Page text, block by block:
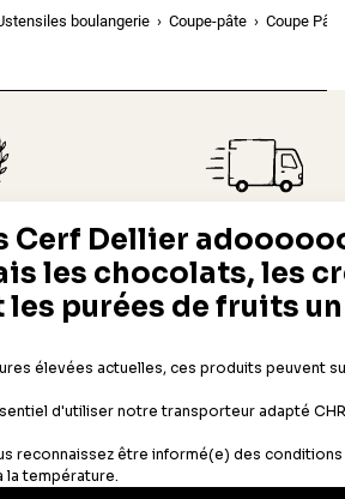
boulangerie Coupe-pâte Coupe
reconnu Offerte dès 69 € en point
et offres spéciales.